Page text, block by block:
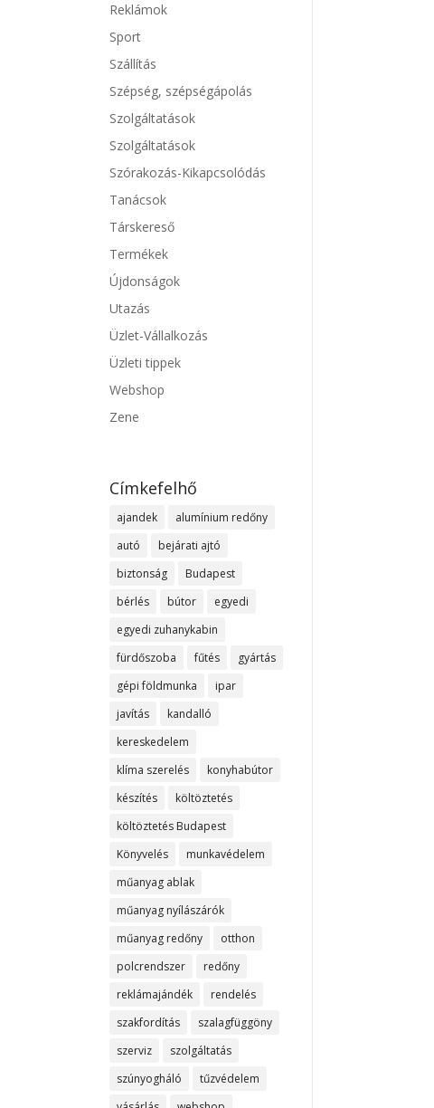
Reklámok
Sport
Szállítás
Szépség, szépségápolás
Szolgáltatások
Szolgáltatások
Szórakozás-Kikapcsolódás
Tanácsok
Társkereső
Termékek
Újdonságok
Utazás
Üzlet-Vállalkozás
Üzleti tippek
Webshop
Zene
Címkefelhő
ajandek
alumínium redőny
autó
bejárati ajtó
biztonság
Budapest
bérlés
bútor
egyedi
egyedi zuhanykabin
fürdőszoba
fűtés
gyártás
gépi földmunka
ipar
javítás
kandalló
kereskedelem
klíma szerelés
konyhabútor
készítés
költöztetés
költöztetés Budapest
Könyvelés
munkavédelem
műanyag ablak
műanyag nyílászárók
műanyag redőny
otthon
polcrendszer
redőny
reklámajándék
rendelés
szakfordítás
szalagfüggöny
szerviz
szolgáltatás
szúnyogháló
tűzvédelem